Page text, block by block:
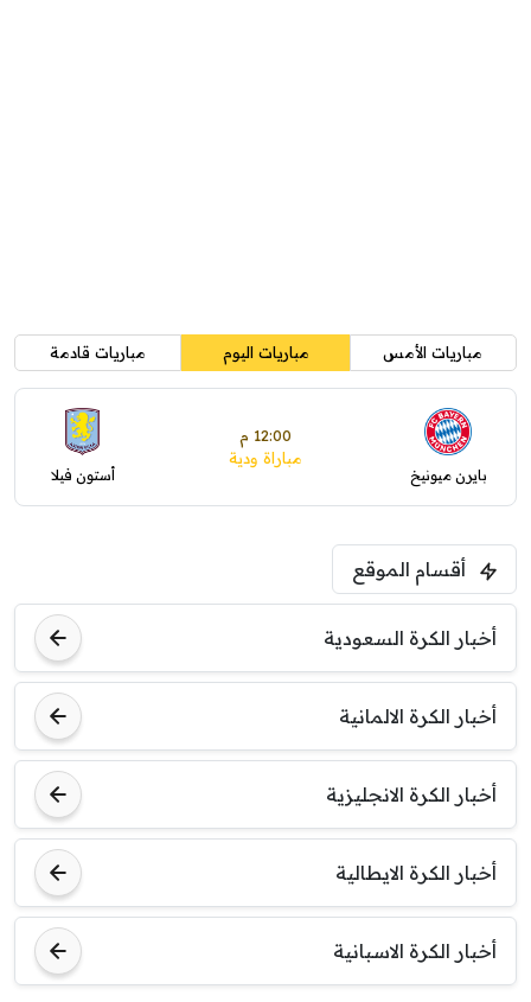
مباريات الأمس مباريات اليوم مباريات قادمة
بايرن ميونيخ
12:00 م
مباراة ودية
أستون فيلا
أقسام الموقع
أخبار الكرة السعودية
أخبار الكرة الالمانية
أخبار الكرة الانجليزية
أخبار الكرة الايطالية
أخبار الكرة الاسبانية